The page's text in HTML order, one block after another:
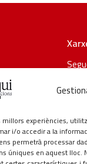
millors experiències,
i/o accedir a la
permetrà processar
úniques en aquest